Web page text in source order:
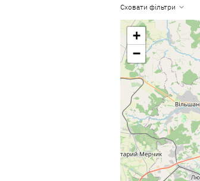
Сховати фільтри
+
−